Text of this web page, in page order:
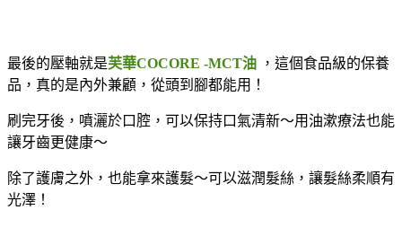
最後的壓軸就是芙華COCORE -MCT油 ，這個食品級的保養
品，真的是內外兼顧，從頭到腳都能用！
刷完牙後，噴灑於口腔，可以保持口氣清新～用油漱療法也能
讓牙齒更健康～
除了護膚之外，也能拿來護髮～可以滋潤髮絲，讓髮絲柔順有
光澤！